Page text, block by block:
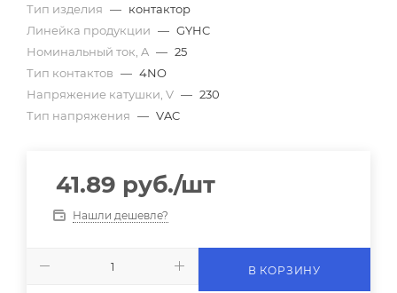
Тип изделия — контактор
Линейка продукции — GYHC
Номинальный ток, A — 25
Тип контактов — 4NO
Напряжение катушки, V — 230
Тип напряжения — VAC
41.89 руб./шт
Нашли дешевле?
В КОРЗИНУ